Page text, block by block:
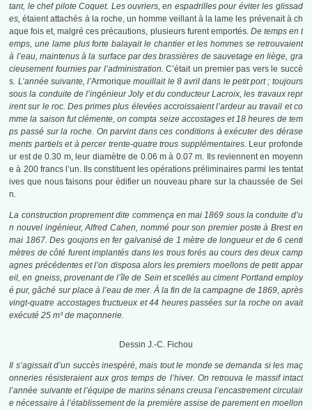
tant, le chef pilote Coquet. Les ouvriers, en espadrilles pour éviter les glissad
es,étaient attachés à la roche, un homme veillant à la lame les prévenait à ch
aque fois et, malgré ces précautions, plusieurs furent emportés. De temps en t
emps, une lame plus forte balayait le chantier et les hommes se retrouvaient
à l’eau, maintenus à la surface par des brassières de sauvetage en liège, gra
cieusement fournies par l’administration.C’était un premier pas vers le succè
s. L’année suivante, l’Armorique mouillait le 8 avril dans le petit port ; toujours
sous la conduite de l’ingénieur Joly et du conducteur Lacroix, les travaux repr
irent sur le roc. Des primes plus élevées accroissaient l’ardeur au travail et co
mme la saison fut clémente, on compta seize accostages et 18 heures de tem
ps passé sur la roche. On parvint dans ces conditions à exécuter des dérase
ments partiels et à percer trente-quatre trous supplémentaires. Leur profonde
ur est de 0.30 m, leur diamètre de 0.06 m à 0.07 m. Ils reviennent en moyenn
e à 200 francs l’un. Ils constituent les opérations préliminaires parmi les tentat
ives que nous faisons pour édifier un nouveau phare sur la chaussée de Sei
n.
La construction proprement dite commença en mai 1869 sous la conduite d’u
n nouvel ingénieur, Alfred Cahen, nommé pour son premier poste à Brest en
mai 1867. Des goujons en fer galvanisé de 1 mètre de longueur et de 6 centi
mètres de côté furent implantés dans les trous forés au cours des deux camp
agnes précédentes et l’on disposa alors les premiers moellons de petit appar
eil, en gneiss, provenant de l’île de Sein et scellés au ciment Portland employ
é pur, gâché sur place à l’eau de mer. À la fin de la campagne de 1869, après
vingt-quatre accostages fructueux et 44 heures passées sur la roche on avait
exécuté 25 m³ de maçonnerie.
Dessin J.‑C. Fichou
Il s’agissait d’un succès inespéré, mais tout le monde se demanda si les maç
onneries résisteraient aux gros temps de l’hiver. On retrouva le massif intact
l’année suivante et l’équipe de marins sénans creusa l’encastrement circulair
e nécessaire à l’établissement de la première assise de parement en moellon